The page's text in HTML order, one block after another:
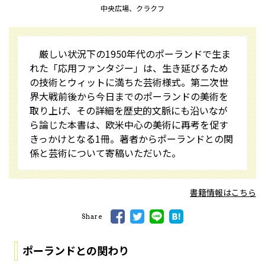
中央広場、クラクフ
厳しい状況下の1950年代のポーランドで生ま
れた「応用ファンタジー」は、生き延びるため
の技術とウィットに満ちた芸術様式。第二次世
界大戦前後から今日までのポーランドの美術を
取り上げ、その詳細を歴史的文脈にも沿いなが
ら論じた本書は、欧米中心の美術に再考を促す
きっかけとなる1冊。著者からポーランドとの関
係と芸術について寄稿いただいた。
書籍情報はこちら
Share
ポーランドとの関わり